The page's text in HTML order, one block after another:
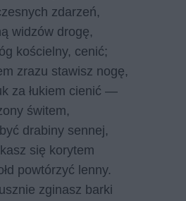
zdarzeń,
widzów drogę,
kościelny, cenić;
zrazu stawisz nogę,
za łukiem cienić —
świtem,
drabiny sennej,
się korytem
powtórzyć lenny.
zginasz barki